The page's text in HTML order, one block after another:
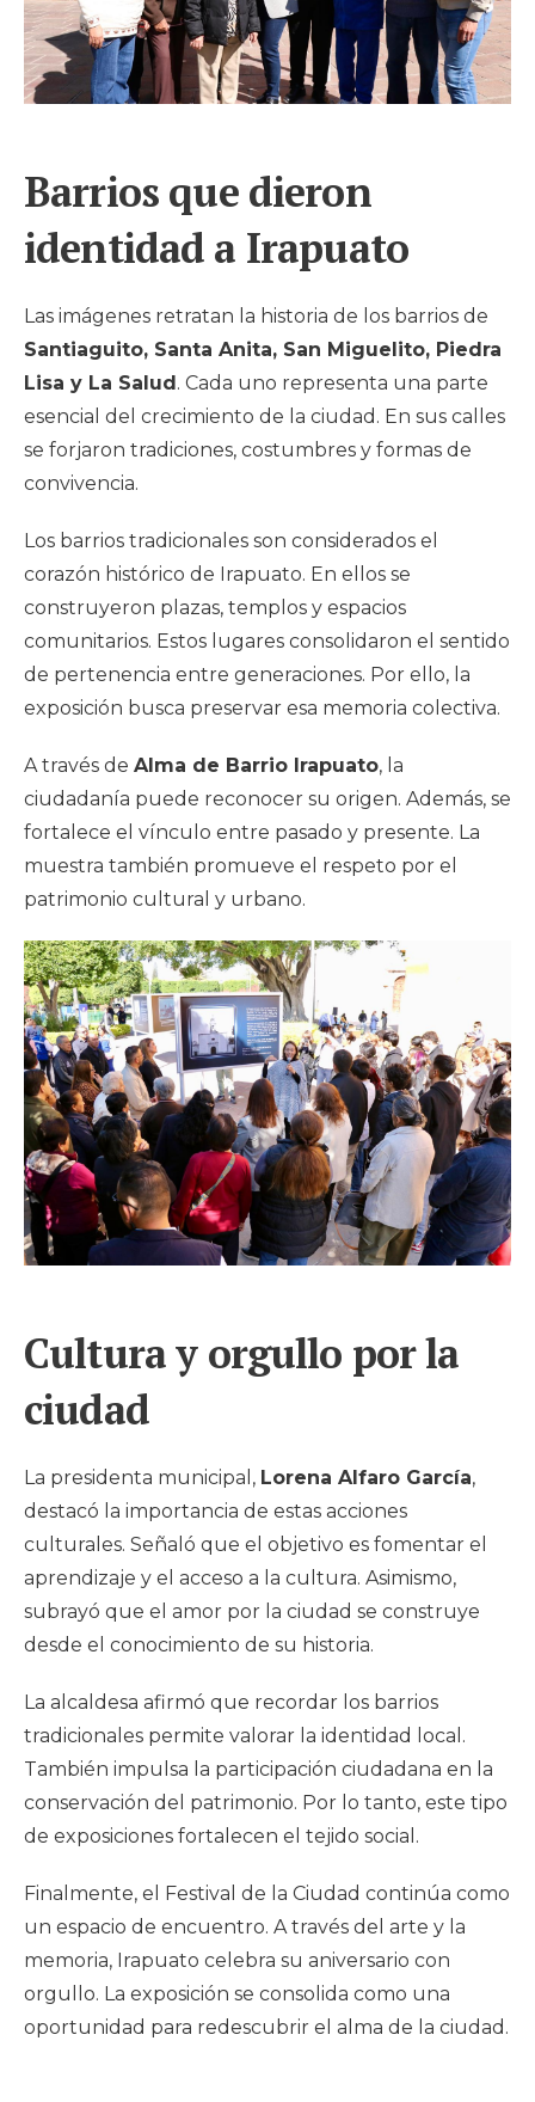
Barrios que dieron
identidad a Irapuato
Las imágenes retratan la historia de los barrios de
Santiaguito, Santa Anita, San Miguelito, Piedra
Lisa y La Salud. Cada uno representa una parte
esencial del crecimiento de la ciudad. En sus calles
se forjaron tradiciones, costumbres y formas de
convivencia.
Los barrios tradicionales son considerados el
corazón histórico de Irapuato. En ellos se
construyeron plazas, templos y espacios
comunitarios. Estos lugares consolidaron el sentido
de pertenencia entre generaciones. Por ello, la
exposición busca preservar esa memoria colectiva.
A través de Alma de Barrio Irapuato, la
ciudadanía puede reconocer su origen. Además, se
fortalece el vínculo entre pasado y presente. La
muestra también promueve el respeto por el
patrimonio cultural y urbano.
Cultura y orgullo por la
ciudad
La presidenta municipal, Lorena Alfaro García,
destacó la importancia de estas acciones
culturales. Señaló que el objetivo es fomentar el
aprendizaje y el acceso a la cultura. Asimismo,
subrayó que el amor por la ciudad se construye
desde el conocimiento de su historia.
La alcaldesa afirmó que recordar los barrios
tradicionales permite valorar la identidad local.
También impulsa la participación ciudadana en la
conservación del patrimonio. Por lo tanto, este tipo
de exposiciones fortalecen el tejido social.
Finalmente, el Festival de la Ciudad continúa como
un espacio de encuentro. A través del arte y la
memoria, Irapuato celebra su aniversario con
orgullo. La exposición se consolida como una
oportunidad para redescubrir el alma de la ciudad.